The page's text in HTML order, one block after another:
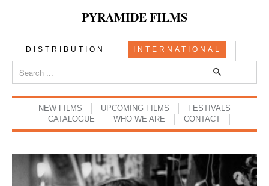
PYRAMIDE FILMS
DISTRIBUTION INTERNATIONAL
NEW FILMS UPCOMING FILMS
FESTIVALS
CATALOGUE
WHO WE ARE CONTACT